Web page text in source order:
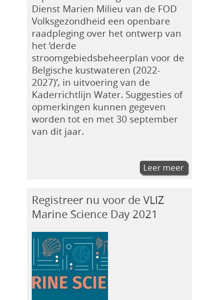
Dienst Marien Milieu van de FOD
Volksgezondheid een openbare
raadpleging over het ontwerp van
het ‘derde
stroomgebiedsbeheerplan voor de
Belgische kustwateren (2022-
2027)’, in uitvoering van de
Kaderrichtlijn Water. Suggesties of
opmerkingen kunnen gegeven
worden tot en met 30 september
van dit jaar.
Leer meer
Registreer nu voor de VLIZ
Marine Science Day 2021